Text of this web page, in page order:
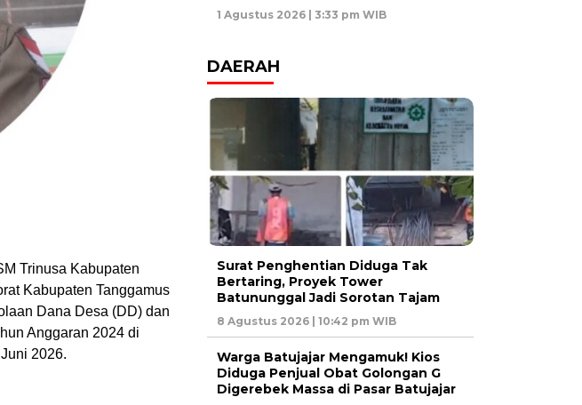
Trinusa Kabupaten
Kabupaten Tanggamus
Dana Desa (DD) dan
Anggaran 2024 di
2026.
1 Agustus 2026 | 3:33 pm WIB
DAERAH
Surat Penghentian Diduga Tak
Bertaring, Proyek Tower
Batununggal Jadi Sorotan Tajam
8 Agustus 2026 | 10:42 pm WIB
Warga Batujajar Mengamuk! Kios
Diduga Penjual Obat Golongan G
Digerebek Massa di Pasar Batujajar